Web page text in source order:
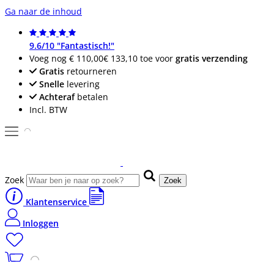
Ga naar de inhoud
9.6/10 "Fantastisch!"
Voeg nog € 110,00€ 133,10 toe voor gratis verzending
Gratis retourneren
Snelle levering
Achterafbetalen
Incl. BTW
Zoek Zoek
Klantenservice
Inloggen